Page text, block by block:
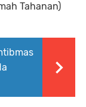
Tahanan)